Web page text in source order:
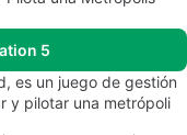
5
es un juego de gestión
y pilotar una metrópoli